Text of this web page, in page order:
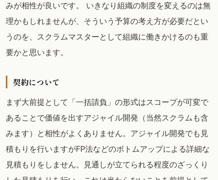
みが相性が良いです。 いきなり組織の制度を変えるのは無
理かもしれませんが、そういう予算の考え方が必要だとい
うのを、スクラムマスターとして組織に働きかけるのも重
要かと思います。
契約について
まず大前提として「一括請負」の形式はスコープが可変で
あることで価値を出すアジャイル開発（当然スクラムも含
みます）と相性がよくありません。アジャイル開発でも見
積もりを行いますがFP法などのボトムアップによる詳細な
見積もりをしません。見通しが立てられる程度のざっくり